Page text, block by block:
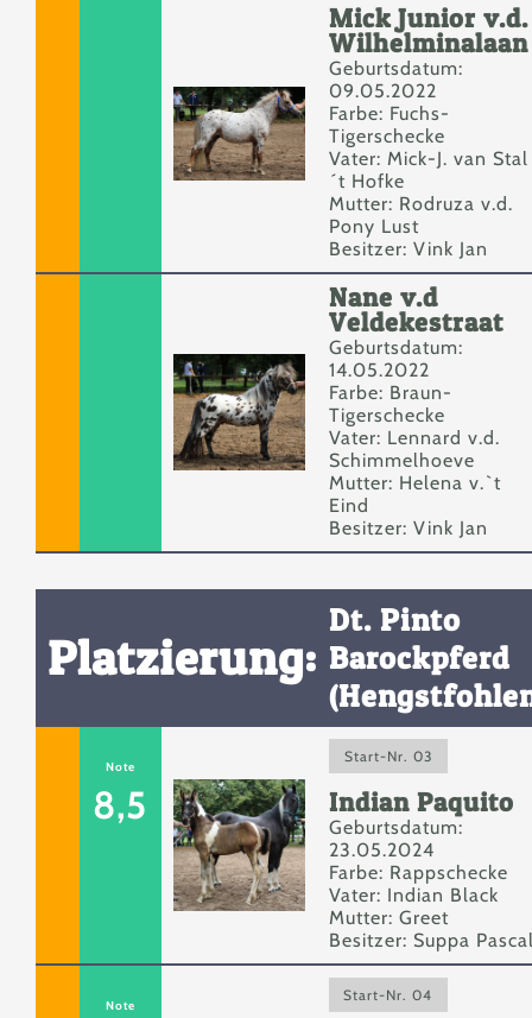
Mick Junior v.d.
Wilhelminalaan
Geburtsdatum:
09.05.2022
Farbe: Fuchs-
Tigerschecke
Vater: Mick-J. van Stal
´t Hofke
Mutter: Rodruza v.d.
Pony Lust
Besitzer: Vink Jan
Nane v.d
Veldekestraat
Geburtsdatum:
14.05.2022
Farbe: Braun-
Tigerschecke
Vater: Lennard v.d.
Schimmelhoeve
Mutter: Helena v.`t
Eind
Besitzer: Vink Jan
Platzierung:
Dt. Pinto
Barockpferd
Note
8,5
Start-Nr. 03
Indian Paquito
Geburtsdatum:
23.05.2024
Farbe: Rappschecke
Vater: Indian Black
Mutter: Greet
Besitzer: Suppa
Note
Start-Nr. 04